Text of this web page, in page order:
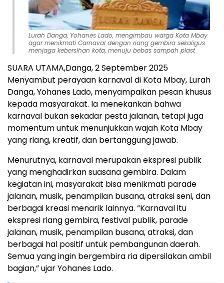
Lurah Danga, Yohanes Lado, mengimbau warga Kota Mbay
agar menikmati Carnaval dengan riang gembira sekaligus
menjaga kebersihan kota, menuju bebas sampah plast
SUARA UTAMA,Danga, 2 September 2025
Menyambut perayaan karnaval di Kota Mbay, Lurah
Danga, Yohanes Lado, menyampaikan pesan khusus
kepada masyarakat. Ia menekankan bahwa
karnaval bukan sekadar pesta jalanan, tetapi juga
momentum untuk menunjukkan wajah Kota Mbay
yang riang, kreatif, dan bertanggung jawab.
Menurutnya, karnaval merupakan ekspresi publik
yang menghadirkan suasana gembira. Dalam
kegiatan ini, masyarakat bisa menikmati parade
jalanan, musik, penampilan busana, atraksi seni, dan
berbagai kreasi menarik lainnya. “Karnaval itu
ekspresi riang gembira, festival publik, parade
jalanan, musik, penampilan busana, atraksi, dan
berbagai hal positif untuk pembangunan daerah.
Semua yang ingin bergembira ria dipersilakan ambil
bagian,” ujar Yohanes Lado.